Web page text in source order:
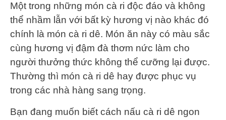
Một trong những món cà ri độc đáo và không
thể nhầm lẫn với bất kỳ hương vị nào khác đó
chính là món cà ri dê. Món ăn này có màu sắc
cùng hương vị đậm đà thơm nức làm cho
người thưởng thức không thể cưỡng lại được.
Thường thì món cà ri dê hay được phục vụ
trong các nhà hàng sang trọng.
Bạn đang muốn biết cách nấu cà ri dê ngon